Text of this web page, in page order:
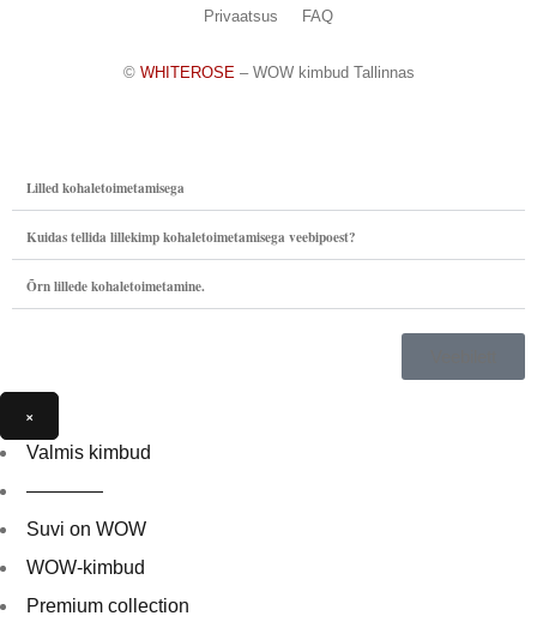
© WHITEROSE – WOW kimbud Tallinnas
Privaatsus
FAQ
Lilled kohaletoimetamisega
Kuidas tellida lillekimp kohaletoimetamisega veebipoest?
Õrn lillede kohaletoimetamine.
×
Valmis kimbud
————
Suvi on WOW
WOW-kimbud
Premium collection